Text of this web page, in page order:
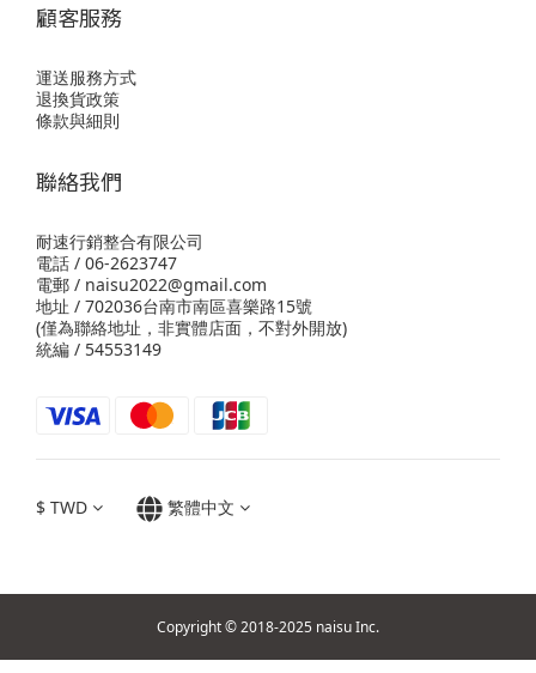
顧客服務
運送服務方式
退換貨政策
條款與細則
聯絡我們
耐速行銷整合有限公司
電話 / 06-2623747
電郵 / naisu2022@gmail.com
地址 / 702036台南市南區喜樂路15號
(僅為聯絡地址，非實體店面，不對外開放)
統編 / 54553149
$ TWD 繁體中文
Copyright © 2018-2025 naisu Inc.